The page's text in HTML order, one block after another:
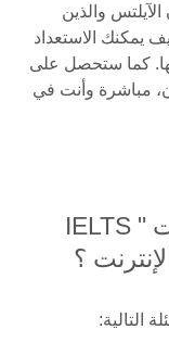
والذين
يمكنك الاستعداد
كما ستحصل على
مباشرة وأنت في
لماذا ينبغي علي حضور جلسات " IELTS
التالية: